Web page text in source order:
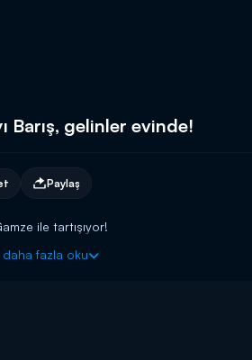
Barış, gelinler evinde!
Paylaş
ile tartışıyor!
daha fazla oku